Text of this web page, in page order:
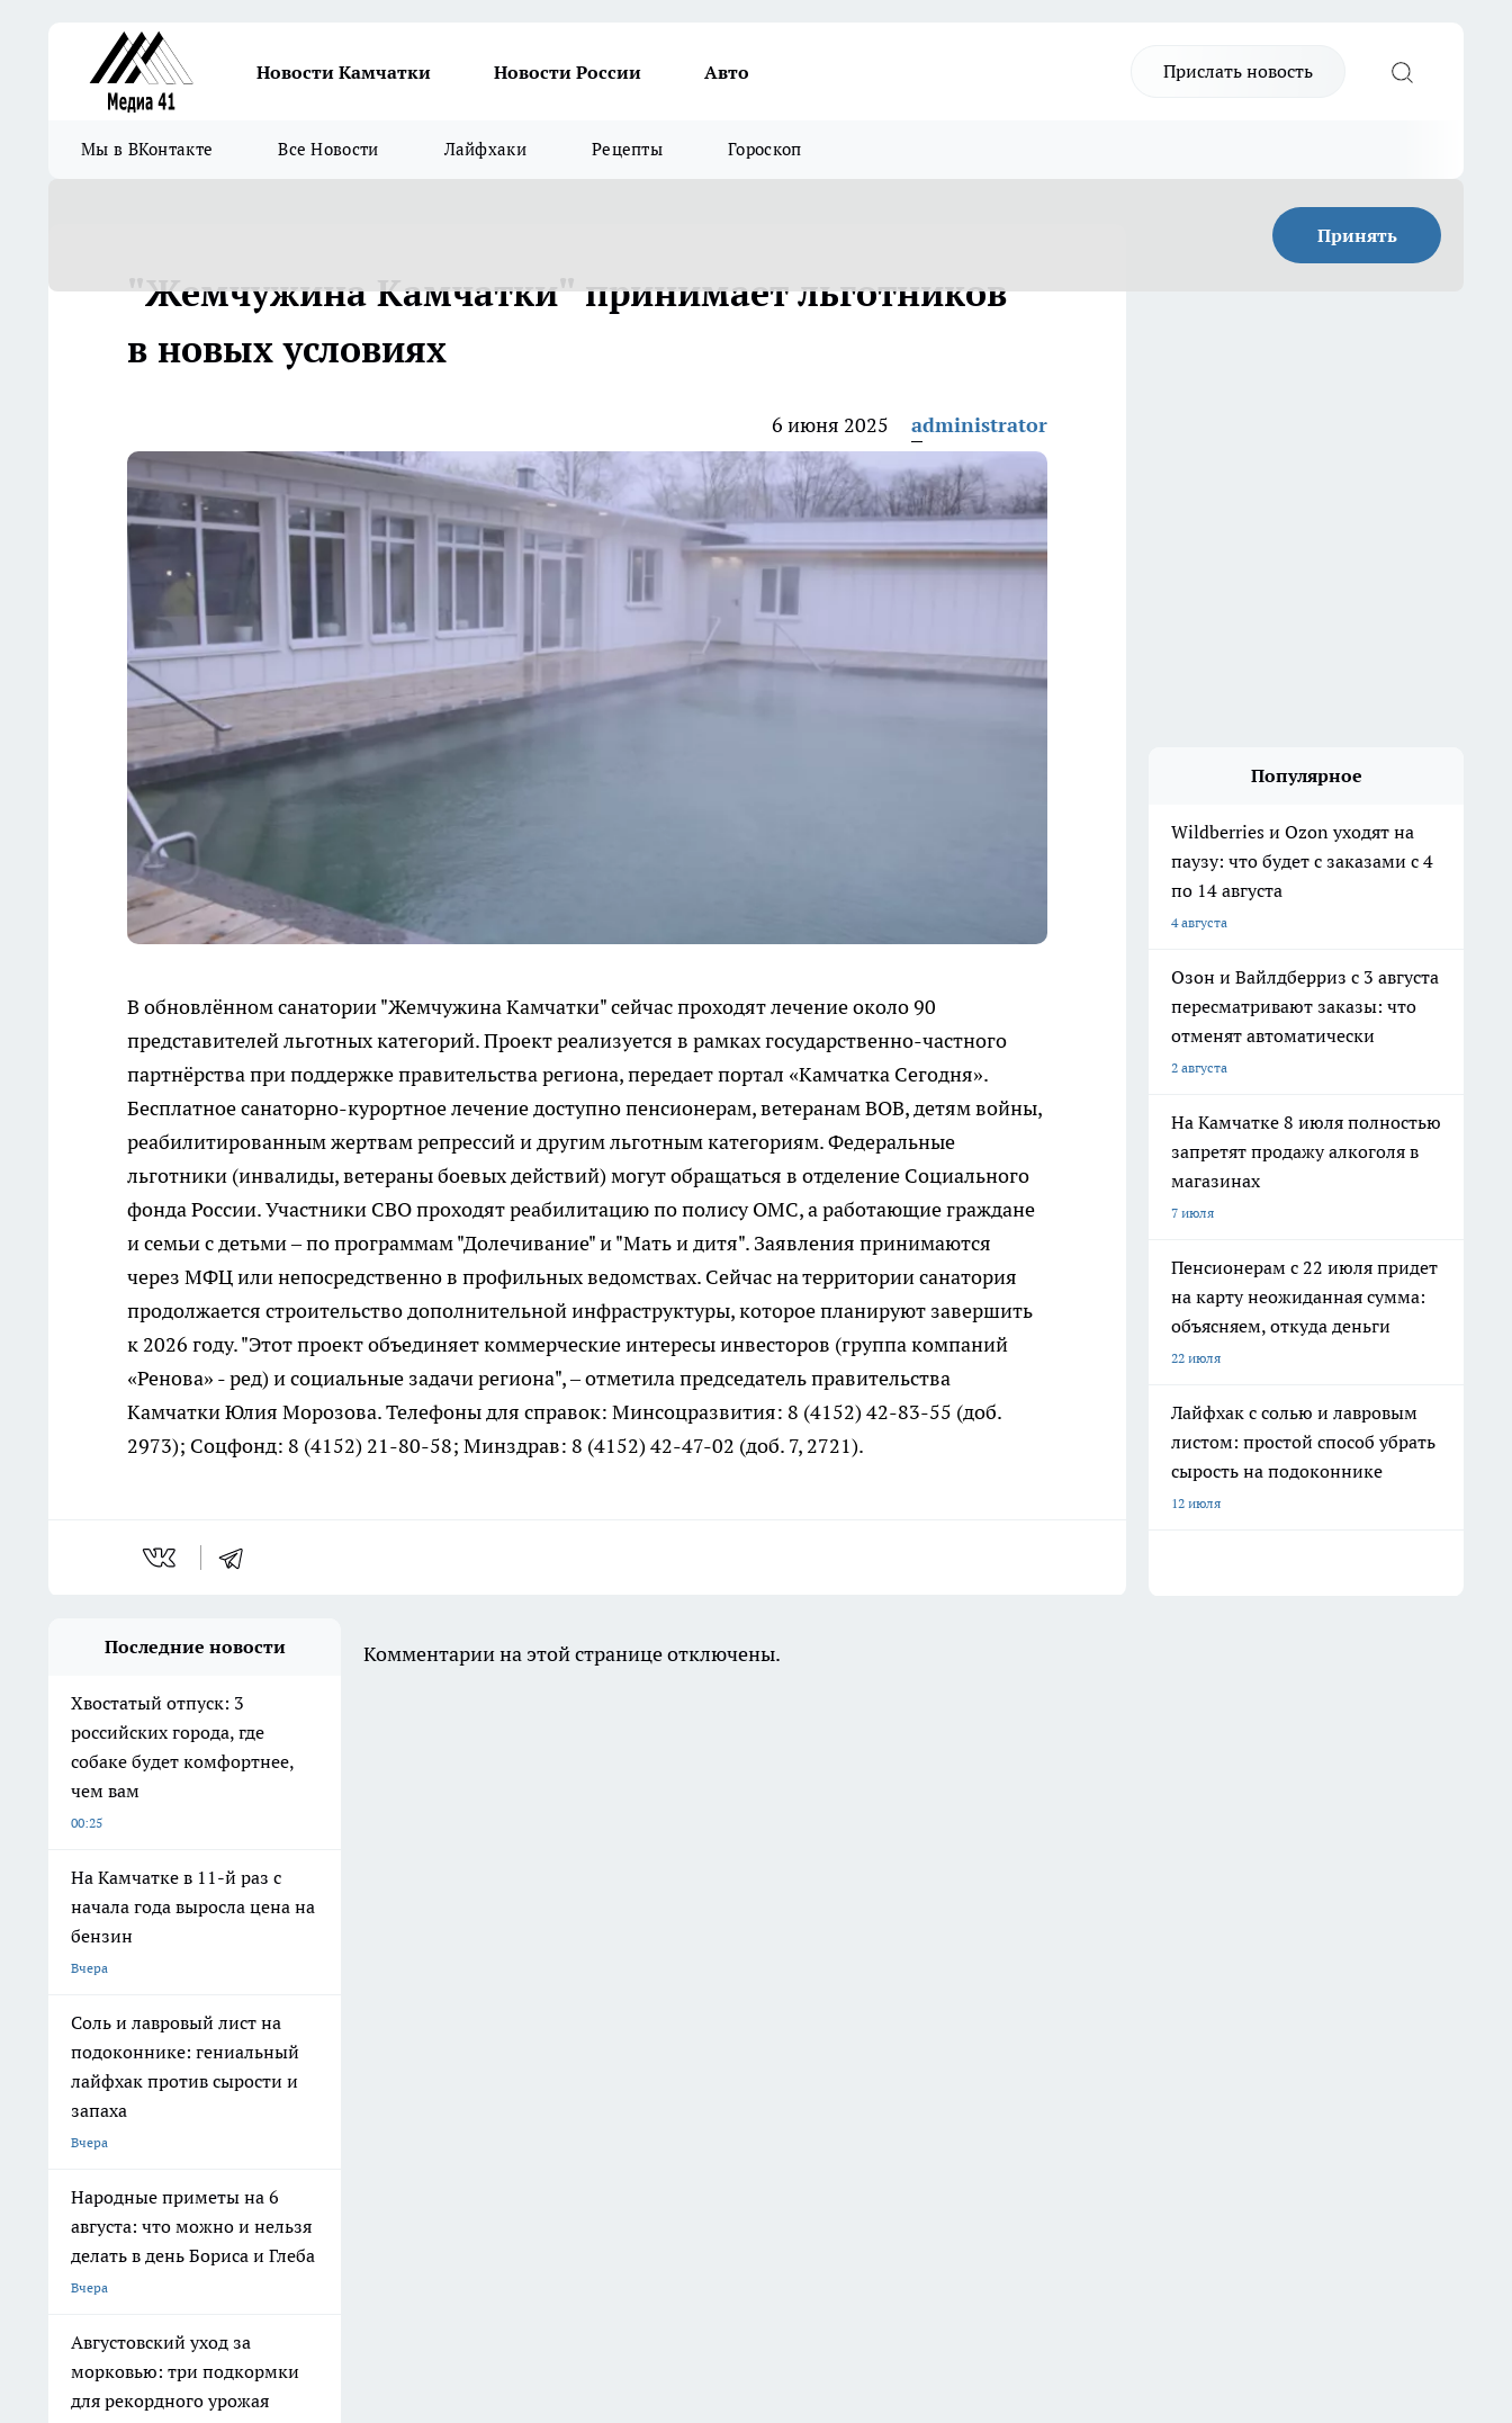
Новости Камчатки Новости России Авто Прислать новость
Мы в ВКонтакте Все Новости Лайфхаки Рецепты Гороскоп
Принять
"Жемчужина Камчатки" принимает льготников
в новых условиях
6 июня 2025 administrator
В обновлённом санатории "Жемчужина Камчатки" сейчас проходят лечение около 90
представителей льготных категорий. Проект реализуется в рамках государственно-частного
партнёрства при поддержке правительства региона, передает портал «Камчатка Сегодня».
Бесплатное санаторно-курортное лечение доступно пенсионерам, ветеранам ВОВ, детям войны,
реабилитированным жертвам репрессий и другим льготным категориям. Федеральные
льготники (инвалиды, ветераны боевых действий) могут обращаться в отделение Социального
фонда России. Участники СВО проходят реабилитацию по полису ОМС, а работающие граждане
и семьи с детьми – по программам "Долечивание" и "Мать и дитя". Заявления принимаются
через МФЦ или непосредственно в профильных ведомствах. Сейчас на территории санатория
продолжается строительство дополнительной инфраструктуры, которое планируют завершить
к 2026 году. "Этот проект объединяет коммерческие интересы инвесторов (группа компаний
«Ренова» - ред) и социальные задачи региона", – отметила председатель правительства
Камчатки Юлия Морозова. Телефоны для справок: Минсоцразвития: 8 (4152) 42-83-55 (доб.
2973); Соцфонд: 8 (4152) 21-80-58; Минздрав: 8 (4152) 42-47-02 (доб. 7, 2721).
Популярное
Wildberries и Ozon уходят на
паузу: что будет с заказами с 4
по 14 августа
4 августа
Озон и Вайлдберриз с 3 августа
пересматривают заказы: что
отменят автоматически
2 августа
На Камчатке 8 июля полностью
запретят продажу алкоголя в
магазинах
7 июля
Пенсионерам с 22 июля придет
на карту неожиданная сумма:
объясняем, откуда деньги
22 июля
Лайфхак с солью и лавровым
листом: простой способ убрать
сырость на подоконнике
12 июля
Последние новости
Хвостатый отпуск: 3
российских города, где
собаке будет комфортнее,
чем вам
00:25
На Камчатке в 11-й раз с
начала года выросла цена на
бензин
Вчера
Соль и лавровый лист на
подоконнике: гениальный
лайфхак против сырости и
запаха
Вчера
Народные приметы на 6
августа: что можно и нельзя
делать в день Бориса и Глеба
Вчера
Августовский уход за
морковью: три подкормки
для рекордного урожая
Комментарии на этой странице отключены.